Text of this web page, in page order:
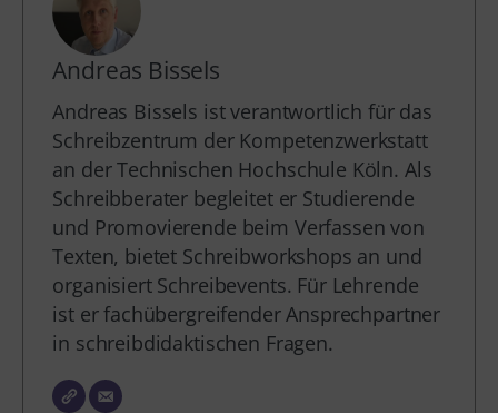
Andreas Bissels
Andreas Bissels ist verantwortlich für das
Schreibzentrum der Kompetenzwerkstatt
an der Technischen Hochschule Köln. Als
Schreibberater begleitet er Studierende
und Promovierende beim Verfassen von
Texten, bietet Schreibworkshops an und
organisiert Schreibevents. Für Lehrende
ist er fachübergreifender Ansprechpartner
in schreibdidaktischen Fragen.